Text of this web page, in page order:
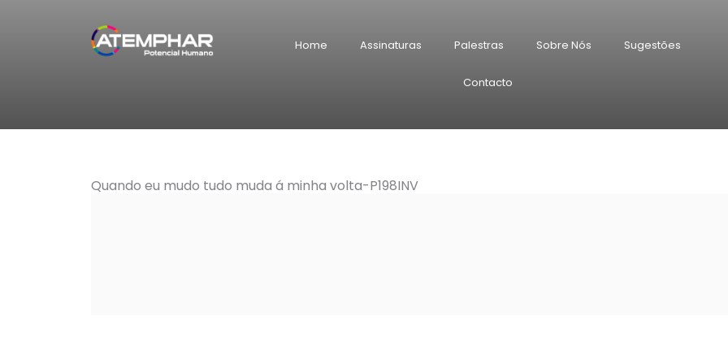
Home Assinaturas Palestras Sobre Nós Sugestões
Contacto
Quando eu mudo tudo muda á minha volta-P198INV